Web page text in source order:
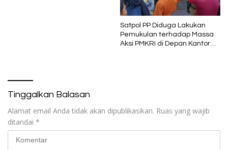
Satpol PP Diduga Lakukan
Pemukulan terhadap Massa
Aksi PMKRI di Depan Kantor
Tinggalkan Balasan
Alamat email Anda tidak akan dipublikasikan. Ruas yang wajib
ditandai *